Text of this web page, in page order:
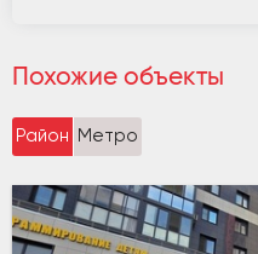
Похожие объекты
Район Метро